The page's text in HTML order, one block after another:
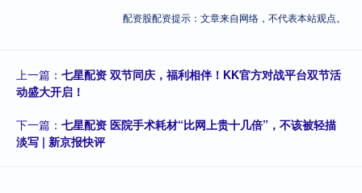
配资股配资提示：文章来自网络，不代表本站观点。
上一篇： 七星配资 双节同庆，福利相伴！KK官方对战平台双节活
动盛大开启！
下一篇： 七星配资 医院手术耗材“比网上贵十几倍”，不该被轻描
淡写 | 新京报快评